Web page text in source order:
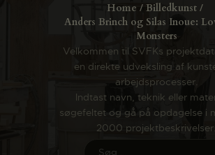
Home
Billedkunst
Anders Brinch og Silas Inoue:
Monsters
Velkommen til SVFKs
en direkte udveksling af
arbejdsprocesser.
Indtast navn, teknik eller
søgefeltet og gå på opdagelse i
2000 projektbeskrivelser.
OM SVFK